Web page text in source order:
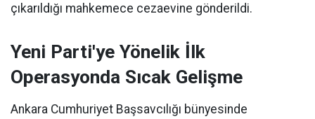
çıkarıldığı mahkemece cezaevine gönderildi.
Yeni Parti'ye Yönelik İlk
Operasyonda Sıcak Gelişme
Ankara Cumhuriyet Başsavcılığı bünyesinde